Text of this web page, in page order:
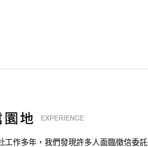
工作多年，我們發現許多人面臨徵信委